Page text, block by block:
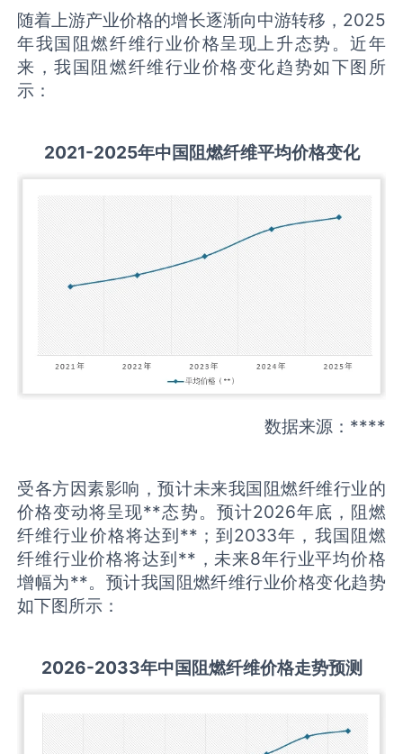
随着上游产业价格的增长逐渐向中游转移，2025
年我国阻燃纤维行业价格呈现上升态势。近年
来，我国阻燃纤维行业价格变化趋势如下图所
示：
2021-2025年中国阻燃纤维平均价格变化
数据来源：****
受各方因素影响，预计未来我国阻燃纤维行业的
价格变动将呈现**态势。预计2026年底，阻燃
纤维行业价格将达到**；到2033年，我国阻燃
纤维行业价格将达到**，未来8年行业平均价格
增幅为**。预计我国阻燃纤维行业价格变化趋势
如下图所示：
2026-2033年中国阻燃纤维价格走势预测